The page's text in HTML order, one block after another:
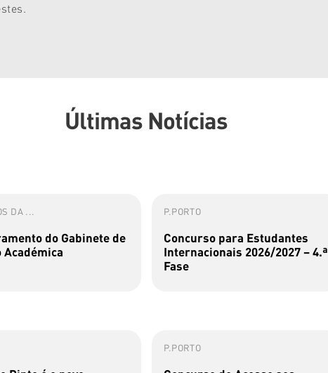
Últimas Notícias
DA ...
do Gabinete de
Académica
P.PORTO
Concurso para Estudantes
Internacionais 2026/2027 – 4.ª
Fase
P.PORTO